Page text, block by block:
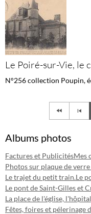
Le Poiré-sur-Vie, le
N°256 collection Poupin,
Albums photos
Factures et PublicitésMes
Photos sur plaque de
Le trajet du petit train.Le
Le pont de Saint-Gilles et
La place de l'église,
Fêtes, foires et pélerinage